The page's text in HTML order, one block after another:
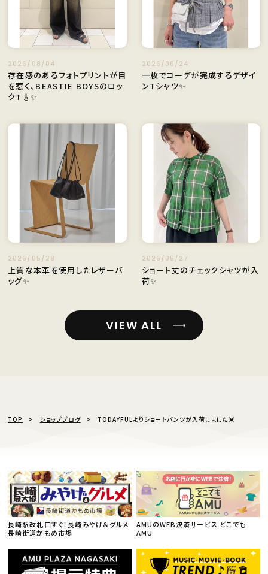
2026/08/04
存在感のあるフォトプリントが目
を惹く、BEASTIE BOYSのロッ
クT🎸✨️
2026/06/24
一枚でコーデが完成するデザイ
ンTシャツ✨️
2026/05/28
上質な本革を使用したレザーバ
ッグ✨️
2026/05/27
ショート丈のチェックシャツが入
荷✨️
VIEW ALL
TOP ショップブログ TODAYFULよりショートパンツが入荷しました💓
長崎駅改札口すぐ！長崎みやげ＆グルメ
長崎街道かもめ市場
AMUのWEB決済サービス どこでも
AMU